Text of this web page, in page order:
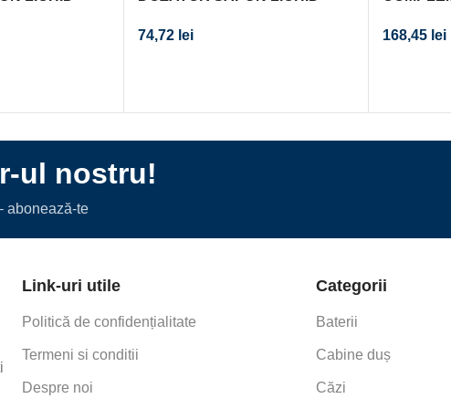
74,72 lei
PERETE
168,45 lei
ul nostru!
abonează-te
Link-uri utile
Politică de confidențialitate
Termeni si conditii
Despre noi
Categorii
Baterii
Cabine duș
Căzi